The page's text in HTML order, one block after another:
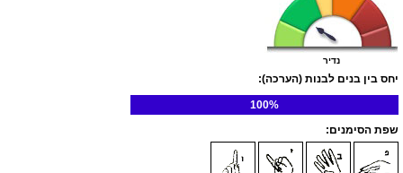
נדיר
יחס בין בנים לבנות (הערכה):
100%
שפת הסימנים: